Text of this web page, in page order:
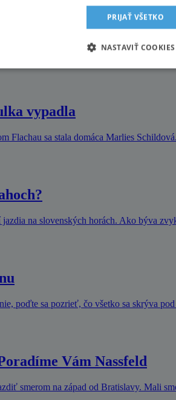
Vaterberg
svahu a nádychu čerstvého zimného
vypadla
Flachau sa stala domáca Marlies
na slovenských horách. Ako býva
poďte sa pozrieť, čo všetko sa skrýva
Vám Nassfeld
smerom na západ od Bratislavy. Mali
PRIJAŤ VŠETKO
NASTAVIŤ COOKIES